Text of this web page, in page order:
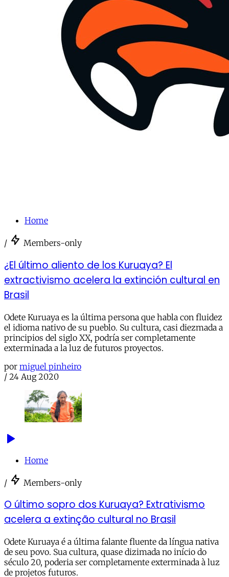
Home
/ Members-only
¿El último aliento de los Kuruaya? El
extractivismo acelera la extinción cultural en
Brasil
Odete Kuruaya es la última persona que habla con fluidez
el idioma nativo de su pueblo. Su cultura, casi diezmada a
principios del siglo XX, podría ser completamente
exterminada a la luz de futuros proyectos.
por miguel pinheiro
/ 24 Aug 2020
Home
/ Members-only
O último sopro dos Kuruaya? Extrativismo
acelera a extinção cultural no Brasil
Odete Kuruaya é a última falante fluente da língua nativa
de seu povo. Sua cultura, quase dizimada no início do
século 20, poderia ser completamente exterminada à luz
de projetos futuros.